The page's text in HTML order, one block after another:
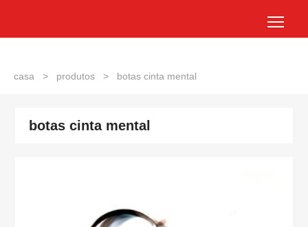
casa > produtos > botas cinta mental
botas cinta mental